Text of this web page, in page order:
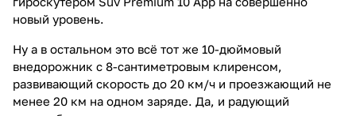
новый уровень.
Ну а в остальном это всё тот же 10-дюймовый
внедорожник с 8-сантиметровым клиренсом,
развивающий скорость до 20 км/ч и проезжающий не
менее 20 км на одном заряде. Да, и радующий